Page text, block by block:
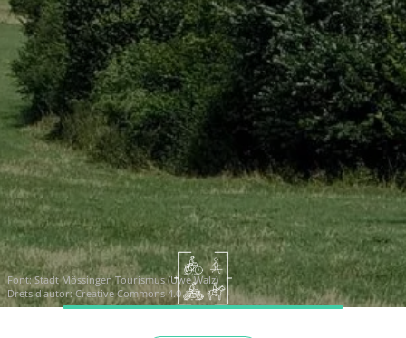
Font:Stadt Mössingen Tourismus (Uwe Walz)
Drets d'autor: Creative Commons 4.0